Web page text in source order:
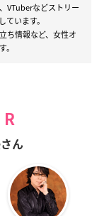
VTuberなどストリー
います。
ち情報など、女性オ
ん